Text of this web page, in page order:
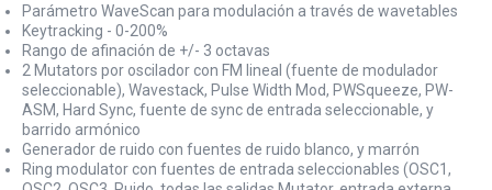
Parámetro WaveScan para modulación a través de wavetables
Keytracking - 0-200%
Rango de afinación de +/- 3 octavas
2 Mutators por oscilador con FM lineal (fuente de modulador
seleccionable), Wavestack, Pulse Width Mod, PWSqueeze, PW-
ASM, Hard Sync, fuente de sync de entrada seleccionable, y
barrido armónico
Generador de ruido con fuentes de ruido blanco, y marrón
Ring modulator con fuentes de entrada seleccionables (OSC1,